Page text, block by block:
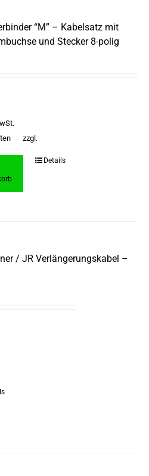
“M” – Kabelsatz mit
und Stecker 8-polig
zzgl.
Details
/ JR Verlängerungskabel –